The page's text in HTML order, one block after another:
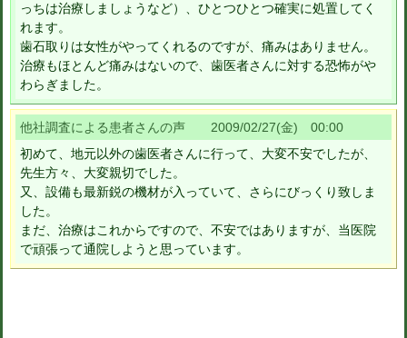
っちは治療しましょうなど）、ひとつひとつ確実に処置してく
れます。
歯石取りは女性がやってくれるのですが、痛みはありません。
治療もほとんど痛みはないので、歯医者さんに対する恐怖がや
わらぎました。
他社調査による患者さんの声 2009/02/27(金) 00:00
初めて、地元以外の歯医者さんに行って、大変不安でしたが、
先生方々、大変親切でした。
又、設備も最新鋭の機材が入っていて、さらにびっくり致しま
した。
まだ、治療はこれからですので、不安ではありますが、当医院
で頑張って通院しようと思っています。